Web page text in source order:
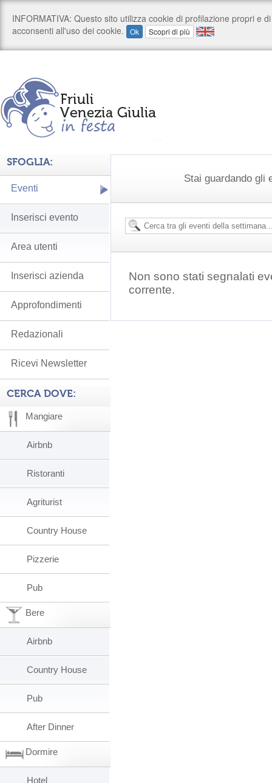
Stai guardando gli
Non sono stati segnalati
corrente.
SFOGLIA:
Eventi
Inserisci evento
Area utenti
Inserisci azienda
Approfondimenti
Redazionali
Ricevi Newsletter
CERCA DOVE:
Mangiare
Airbnb
Ristoranti
Agriturist
Country House
Pizzerie
Pub
Bere
Airbnb
Country House
Pub
After Dinner
Dormire
Hotel